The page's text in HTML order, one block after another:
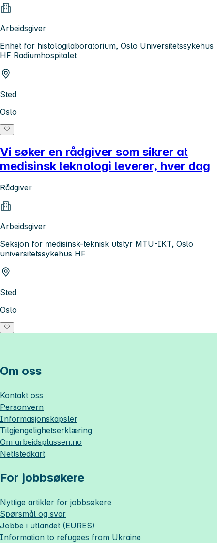
Arbeidsgiver
Enhet for histologilaboratorium, Oslo Universitetssykehus
HF Radiumhospitalet
Sted
Oslo
Vi søker en rådgiver som sikrer at
medisinsk teknologi leverer, hver dag
Rådgiver
Arbeidsgiver
Seksjon for medisinsk-teknisk utstyr MTU-IKT, Oslo
universitetssykehus HF
Sted
Oslo
Om oss
Kontakt oss
Personvern
Informasjonskapsler
Tilgjengelighetserklæring
Om arbeidsplassen.no
Nettstedkart
For jobbsøkere
Nyttige artikler for jobbsøkere
Spørsmål og svar
Jobbe i utlandet (EURES)
Information to refugees from Ukraine